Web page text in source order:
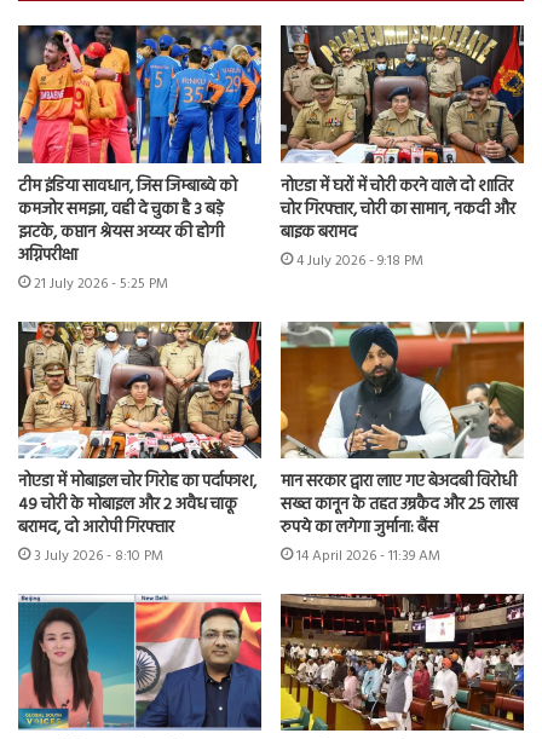
टीम इंडिया सावधान, जिस जिम्बाब्वे को
कमजोर समझा, वही दे चुका है 3 बड़े
झटके, कप्तान श्रेयस अय्यर की होगी
अग्निपरीक्षा
21 July 2026 - 5:25 PM
नोएडा में घरों में चोरी करने वाले दो शातिर
चोर गिरफ्तार, चोरी का सामान, नकदी और
बाइक बरामद
4 July 2026 - 9:18 PM
नोएडा में मोबाइल चोर गिरोह का पर्दाफाश,
49 चोरी के मोबाइल और 2 अवैध चाकू
बरामद, दो आरोपी गिरफ्तार
3 July 2026 - 8:10 PM
मान सरकार द्वारा लाए गए बेअदबी विरोधी
सख्त कानून के तहत उम्रकैद और 25 लाख
रुपये का लगेगा जुर्माना: बैंस
14 April 2026 - 11:39 AM